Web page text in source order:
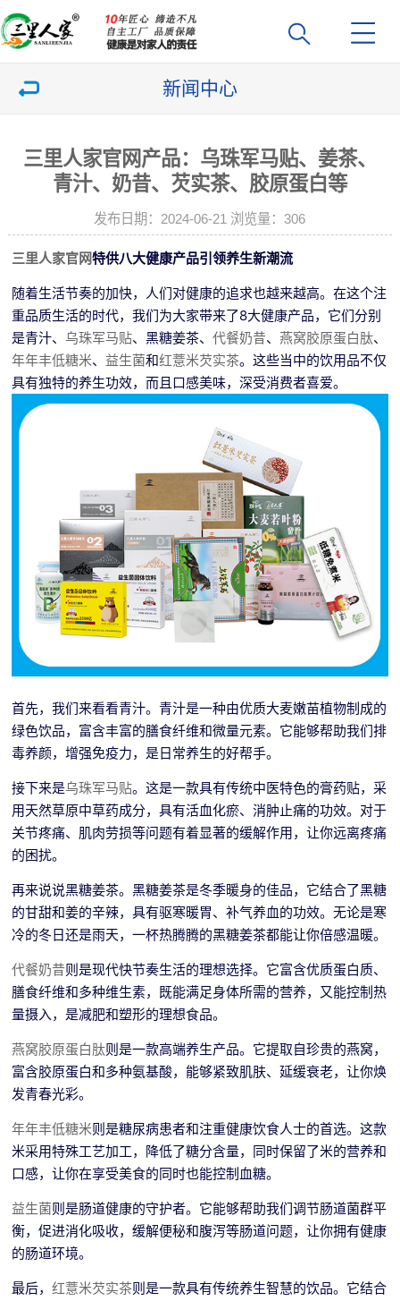
新闻中心
三里人家官网产品：乌珠军马贴、姜茶、
青汁、奶昔、芡实茶、胶原蛋白等
发布日期：2024-06-21 浏览量：306
三里人家官网特供八大健康产品引领养生新潮流
随着生活节奏的加快，人们对健康的追求也越来越高。在这个注
重品质生活的时代，我们为大家带来了8大健康产品，它们分别
是青汁、乌珠军马贴、黑糖姜茶、代餐奶昔、燕窝胶原蛋白肽、
年年丰低糖米、 益生菌和红薏米芡实茶。这些当中的饮用品不仅
具有独特的养生功效，而且口感美味，深受消费者喜爱。
首先，我们来看看青汁。青汁是一种由优质大麦嫩苗植物制成的
绿色饮品，富含丰富的膳食纤维和微量元素。它能够帮助我们排
毒养颜，增强免疫力，是日常养生的好帮手。
接下来是乌珠军马贴。这是一款具有传统中医特色的膏药贴，采
用天然草原中草药成分，具有活血化瘀、消肿止痛的功效。对于
关节疼痛、肌肉劳损等问题有着显著的缓解作用，让你远离疼痛
的困扰。
再来说说黑糖姜茶。黑糖姜茶是冬季暖身的佳品，它结合了黑糖
的甘甜和姜的辛辣，具有驱寒暖胃、补气养血的功效。无论是寒
冷的冬日还是雨天，一杯热腾腾的黑糖姜茶都能让你倍感温暖。
代餐奶昔则是现代快节奏生活的理想选择。它富含优质蛋白质、
膳食纤维和多种维生素，既能满足身体所需的营养，又能控制热
量摄入，是减肥和塑形的理想食品。
燕窝胶原蛋白肽则是一款高端养生产品。它提取自珍贵的燕窝，
富含胶原蛋白和多种氨基酸，能够紧致肌肤、延缓衰老，让你焕
发青春光彩。
年年丰低糖米则是糖尿病患者和注重健康饮食人士的首选。这款
米采用特殊工艺加工，降低了糖分含量，同时保留了米的营养和
口感，让你在享受美食的同时也能控制血糖。
益生菌则是肠道健康的守护者。它能够帮助我们调节肠道菌群平
衡，促进消化吸收，缓解便秘和腹泻等肠道问题，让你拥有健康
的肠道环境。
最后，红薏米芡实茶则是一款具有传统养生智慧的饮品。它结合